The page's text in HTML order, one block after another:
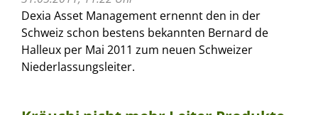
Dexia Asset Management ernennt den in der
Schweiz schon bestens bekannten Bernard de
Halleux per Mai 2011 zum neuen Schweizer
Niederlassungsleiter.